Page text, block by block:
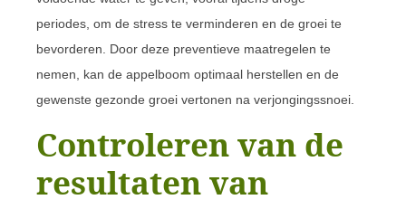
periodes, om de stress te verminderen en de groei te
bevorderen. Door deze preventieve maatregelen te
nemen, kan de appelboom optimaal herstellen en de
gewenste gezonde groei vertonen na verjongingssnoei.
Controleren van de
resultaten van